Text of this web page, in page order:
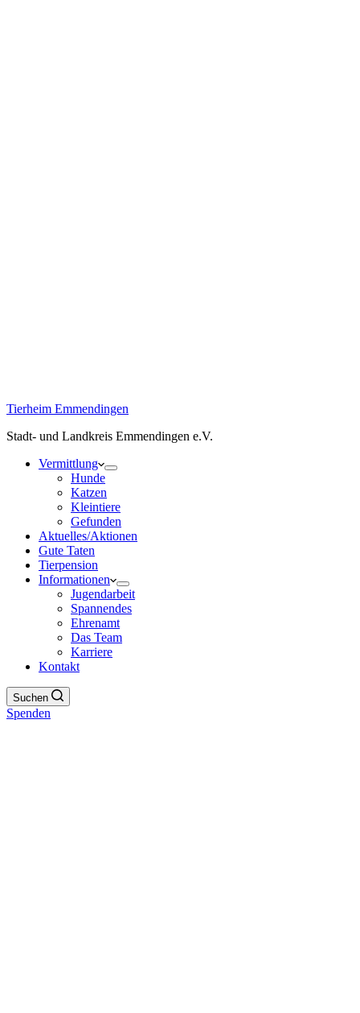
Tierheim Emmendingen
Stadt- und Landkreis Emmendingen e.V.
Vermittlung
Hunde
Katzen
Kleintiere
Gefunden
Aktuelles/Aktionen
Gute Taten
Tierpension
Informationen
Jugendarbeit
Spannendes
Ehrenamt
Das Team
Karriere
Kontakt
Suchen
Spenden